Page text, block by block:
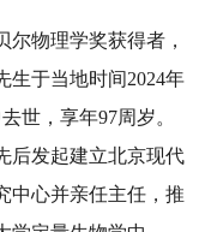
尔物理学奖获得者，
生于当地时间2024年
世，享年97周岁。
后发起建立北京现代
中心并亲任主任，推